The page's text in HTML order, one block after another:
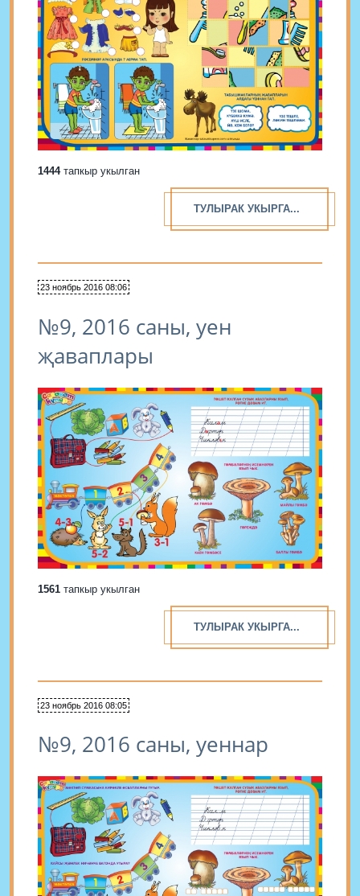
1444тапкыр укылган
ТУЛЫРАК УКЫРГА...
23 ноябрь 2016 08:06
№9, 2016 саны, уен
җаваплары
1561 тапкыр укылган
ТУЛЫРАК УКЫРГА...
23 ноябрь 2016 08:05
№9, 2016 саны, уеннар